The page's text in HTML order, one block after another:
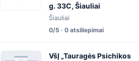
g. 33C, Šiauliai
Šiauliai
0/5 · 0 atsiliepimai
VšĮ „Tauragės Psichikos